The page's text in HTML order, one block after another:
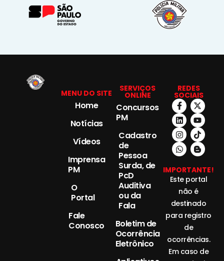
MENU DO SITE
Home
Notícias
Vídeos
Imprensa
PM
O
Portal
Fale
Conosco
SERVIÇOS
ONLINE
Concursos
PM
Cadastro
de
Pessoa
Surda, de
PcD
Auditiva
ou da
Fala
Boletim de
Ocorrência
Eletrônico
REDES
SOCIAIS
IMPORTANTE!
Este portal
não é
destinado
para registro
de
ocorrências.
Em caso de